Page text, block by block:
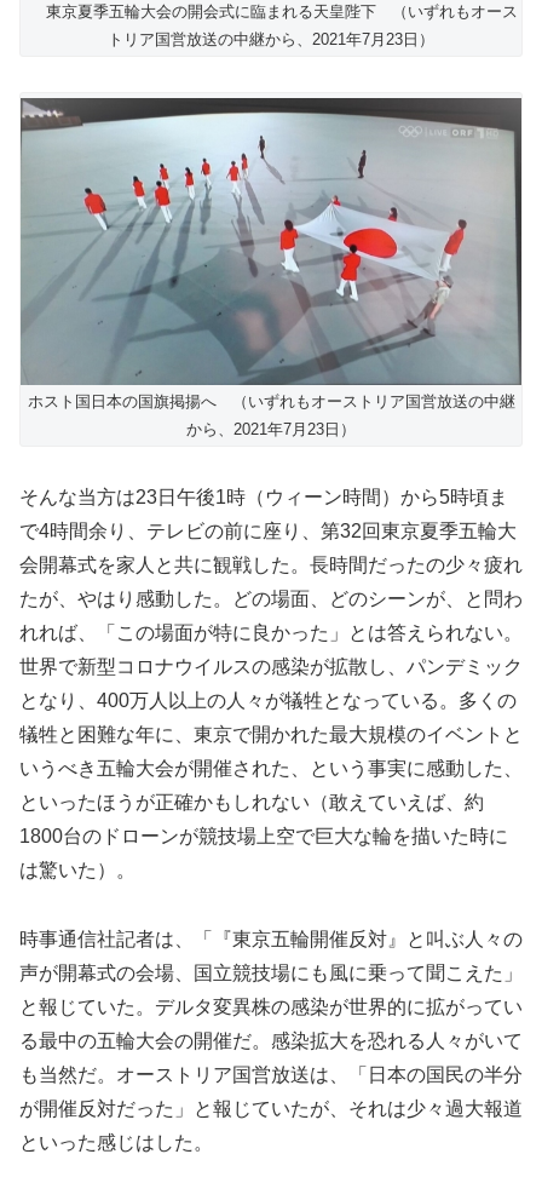
東京夏季五輪大会の開会式に臨まれる天皇陛下 （いずれもオース
トリア国営放送の中継から、2021年7月23日）
ホスト国日本の国旗掲揚へ （いずれもオーストリア国営放送の中継
から、2021年7月23日）
そんな当方は23日午後1時（ウィーン時間）から5時頃ま
で4時間余り、テレビの前に座り、第32回東京夏季五輪大
会開幕式を家人と共に観戦した。長時間だったの少々疲れ
たが、やはり感動した。どの場面、どのシーンが、と問わ
れれば、「この場面が特に良かった」とは答えられない。
世界で新型コロナウイルスの感染が拡散し、パンデミック
となり、400万人以上の人々が犠牲となっている。多くの
犠牲と困難な年に、東京で開かれた最大規模のイベントと
いうべき五輪大会が開催された、という事実に感動した、
といったほうが正確かもしれない（敢えていえば、約
1800台のドローンが競技場上空で巨大な輪を描いた時に
は驚いた）。
時事通信社記者は、「『東京五輪開催反対』と叫ぶ人々の
声が開幕式の会場、国立競技場にも風に乗って聞こえた」
と報じていた。デルタ変異株の感染が世界的に拡がってい
る最中の五輪大会の開催だ。感染拡大を恐れる人々がいて
も当然だ。オーストリア国営放送は、「日本の国民の半分
が開催反対だった」と報じていたが、それは少々過大報道
といった感じはした。